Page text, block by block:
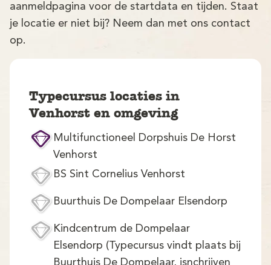
Demo
Aanmelden
aanmeldpagina voor de startdata en tijden. Staat
je locatie er niet bij? Neem dan met ons contact
op.
Typecursus locaties in
Venhorst en omgeving
Multifunctioneel Dorpshuis De Horst
Venhorst
BS Sint Cornelius Venhorst
Buurthuis De Dompelaar Elsendorp
Kindcentrum de Dompelaar
Elsendorp (Typecursus vindt plaats bij
Buurthuis De Dompelaar, isnchrijven